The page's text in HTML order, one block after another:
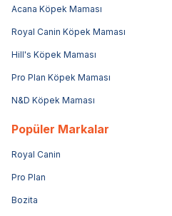
Acana Köpek Maması
Royal Canin Köpek Maması
Hill's Köpek Maması
Pro Plan Köpek Maması
N&D Köpek Maması
Popüler Markalar
Royal Canin
Pro Plan
Bozita